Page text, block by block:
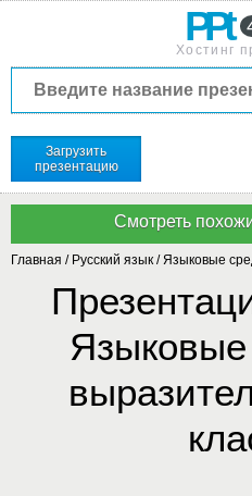
PPt
Хостинг
Загрузить
презентацию
Главная / Русский язык /Языковые
Языковые